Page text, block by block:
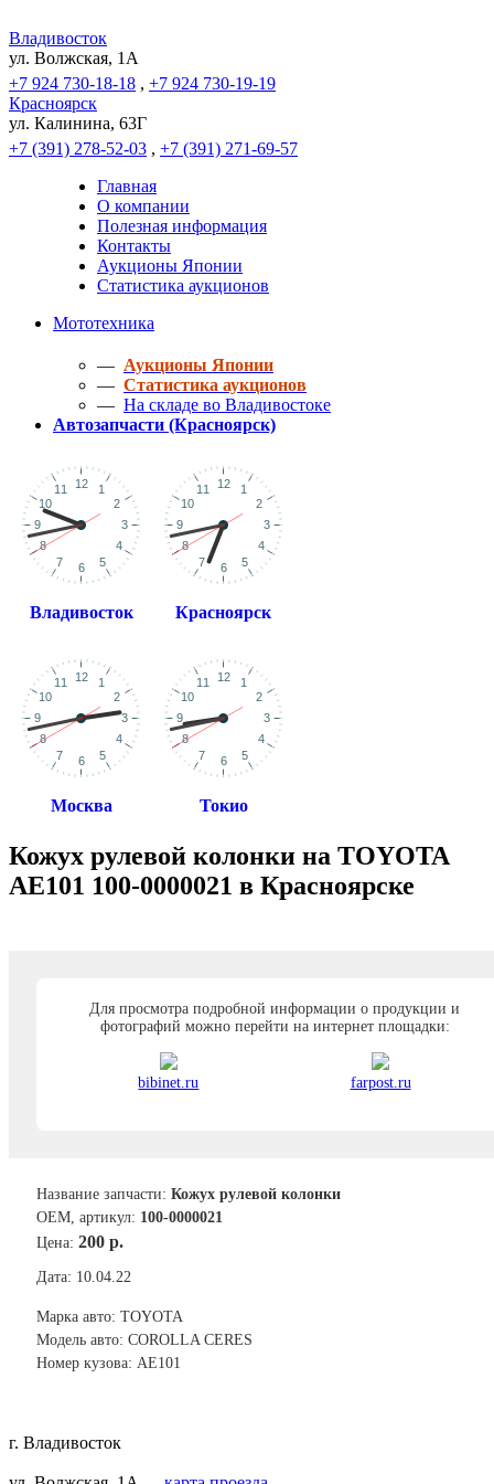
Владивосток
ул. Волжская, 1A
+7 924 730-18-18 , +7 924 730-19-19
Красноярск
ул. Калинина, 63Г
+7 (391) 278-52-03 , +7 (391) 271-69-57
Главная
О компании
Полезная информация
Контакты
Аукционы Японии
Статистика аукционов
Мототехника
— Аукционы Японии
— Статистика аукционов
— На складе во Владивостоке
Автозапчасти (Красноярск)
Владивосток Красноярск
Москва Токио
Кожух рулевой колонки на TOYOTA
AE101 100-0000021 в Красноярске
Для просмотра подробной информации о продукции и
фотографий можно перейти на интернет площадки:
bibinet.ru farpost.ru
Название запчасти: Кожух рулевой колонки
ОЕМ, артикул: 100-0000021
Цена: 200 р.
Дата: 10.04.22
Марка авто: TOYOTA
Модель авто: COROLLA CERES
Номер кузова: AE101
г. Владивосток